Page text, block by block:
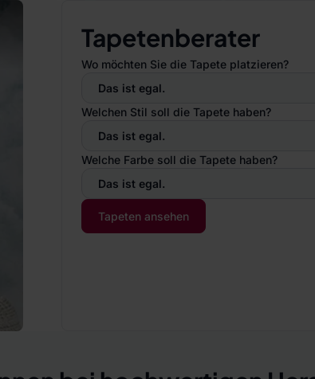
Tapetenberater
Wo möchten Sie die Tapete platzieren?
Das ist egal.
Welchen Stil soll die Tapete haben?
Das ist egal.
Welche Farbe soll die Tapete haben?
Das ist egal.
Tapeten ansehen